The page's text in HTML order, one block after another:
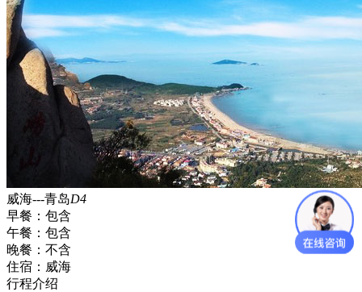
威海---青岛D4
早餐： 包含
午餐： 包含
晚餐： 不含
住宿： 威海
行程介绍